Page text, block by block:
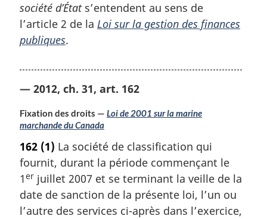
société d’États’entendent au sens de
l’article 2 de la Loi sur la gestion des finances
publiques.
— 2012, ch. 31, art. 162
Fixation des droits — Loi de 2001 sur la marine
marchande du Canada
162 (1) La société de classification qui
fournit, durant la période commençant le
1er juillet 2007 et se terminant la veille de la
date de sanction de la présente loi, l’un ou
l’autre des services ci-après dans l’exercice,